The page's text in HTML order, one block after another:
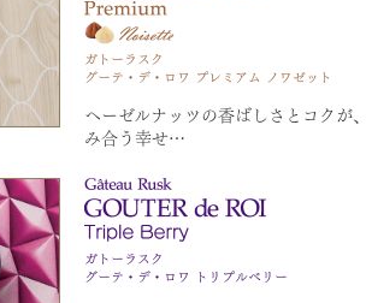
ヘーゼルナッツの香ばしさとコクが
み合う幸せ…